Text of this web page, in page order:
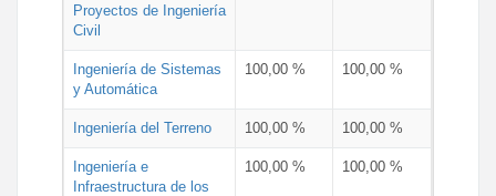
Proyectos de Ingeniería
Civil
Ingeniería de Sistemas
y Automática
100,00 % 100,00 %
Ingeniería del Terreno 100,00 % 100,00 %
Ingeniería e
Infraestructura de los
100,00 % 100,00 %